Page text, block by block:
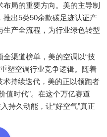
局的重要方向。美的主导制
出5类50余款碳足迹认证产
产全流程，为行业绿色转型
渠道榜单，美的空调以“技
塑空调行业竞争逻辑。随着
持续迭代，美的正以领跑者
值时代”。在这个万亿赛道
持久动能，让“好空气”真正